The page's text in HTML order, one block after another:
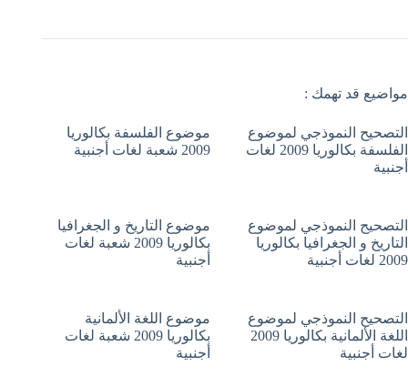
مواضيع قد تهمك :
التصحيح النموذجي لموضوع
الفلسفة بكالوريا 2009 لغات
أجنبية
موضوع الفلسفة بكالوريا
2009 شعبة لغات أجنبية
التصحيح النموذجي لموضوع
التاريخ و الجغرافيا بكالوريا
2009 لغات أجنبية
موضوع التاريخ و الجغرافيا
بكالوريا 2009 شعبة لغات
أجنبية
التصحيح النموذجي لموضوع
اللغة الألمانية بكالوريا 2009
لغات أجنبية
موضوع اللغة الألمانية
بكالوريا 2009 شعبة لغات
أجنبية